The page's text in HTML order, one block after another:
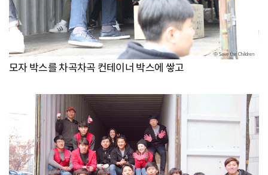
모자 박스를 차곡차곡 컨테이너 박스에 쌓고